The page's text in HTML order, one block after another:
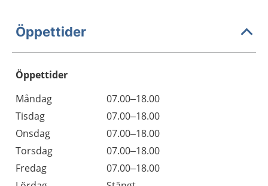
Öppettider
Öppettider
Dag
Öppettider
Kommentarer
Måndag
07.00–18.00
Tisdag
07.00–18.00
Onsdag
07.00–18.00
Torsdag
07.00–18.00
Fredag
07.00–18.00